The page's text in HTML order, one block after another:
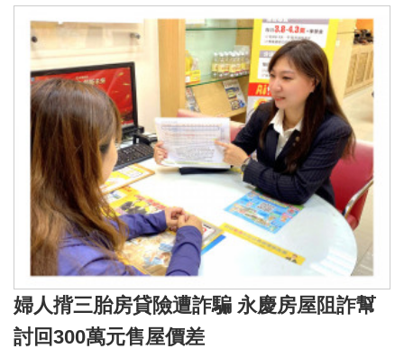
婦人揹三胎房貸險遭詐騙 永慶房屋阻詐幫
討回300萬元售屋價差